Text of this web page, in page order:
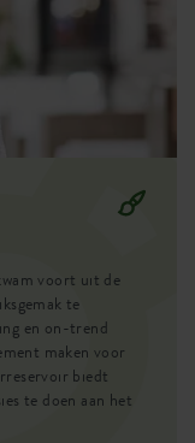
voort uit de
te
en on-trend
maken voor
biedt
te doen aan het